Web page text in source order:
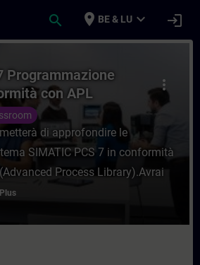
search place BE & LU expand_more login
PCS 7
more_vert
Programmazione
con APL
di approfondire le
SIMATIC PCS 7 in conformità
Process Library).Avrai
Plus